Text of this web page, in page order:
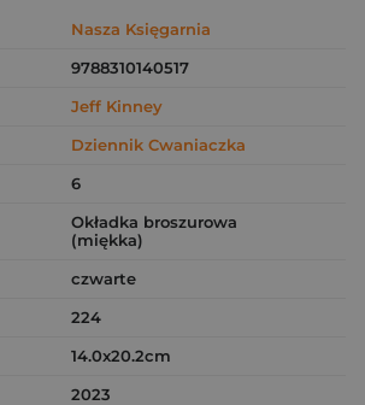
Nasza Księgarnia
9788310140517
Jeff Kinney
Dziennik Cwaniaczka
6
Okładka broszurowa
(miękka)
czwarte
224
14.0x20.2cm
2023